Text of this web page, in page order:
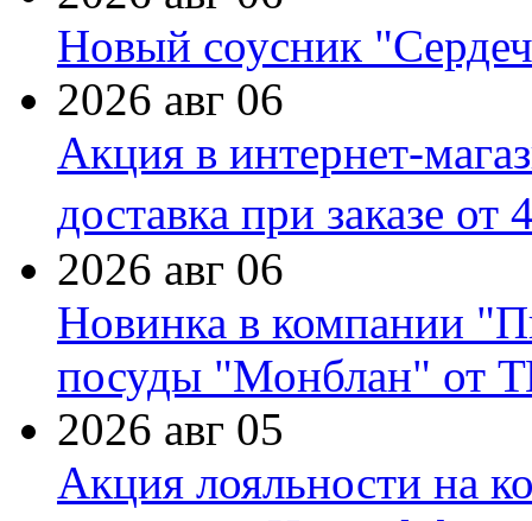
Новый соусник
2026 авг 06
Акция в интернет-
доставка при заказе от
2026 авг 06
Новинка в компании
посуды "Монблан" от
2026 авг 05
Акция лояльности на